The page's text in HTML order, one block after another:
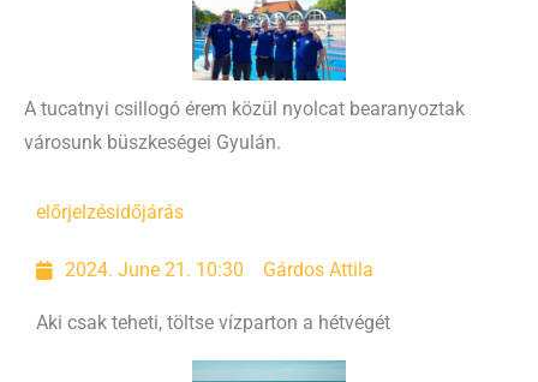
A tucatnyi csillogó érem közül nyolcat bearanyoztak
városunk büszkeségei Gyulán.
előrjelzésidőjárás
2024. June 21. 10:30 Gárdos Attila
Aki csak teheti, töltse vízparton a hétvégét